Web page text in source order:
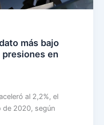
más bajo
en
al 2,2%, el
de 2020, según